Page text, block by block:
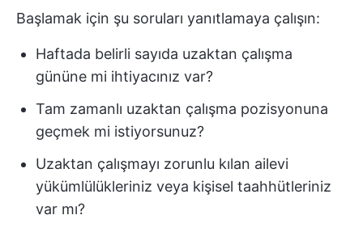
Başlamak için şu soruları yanıtlamaya çalışın:
Haftada belirli sayıda uzaktan çalışma
gününe mi ihtiyacınız var?
Tam zamanlı uzaktan çalışma pozisyonuna
geçmek mi istiyorsunuz?
Uzaktan çalışmayı zorunlu kılan ailevi
yükümlülükleriniz veya kişisel taahhütleriniz
var mı?